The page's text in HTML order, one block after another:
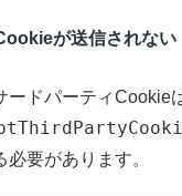
が送信されない
ードパーティCookie
必要があります。